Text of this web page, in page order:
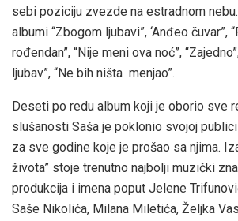
sebi poziciju zvezde na estradnom
albumi “Zbogom ljubavi”, ‘Anđeo čuvar”,
rođendan”, “Nije meni ova noć”,
ljubav”, “Ne bih ništa menjao”.
Deseti po redu album koji je oborio sve
slušanosti Saša je poklonio svojoj
za sve godine koje je prošao sa njima.
života” stoje trenutno najbolji muzički
produkcija i imena poput Jelene
Saše Nikolića, Milana Miletića, Željka